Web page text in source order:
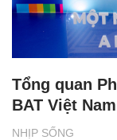
NHỊP SỐNG
Tổng quan
BAT Việt